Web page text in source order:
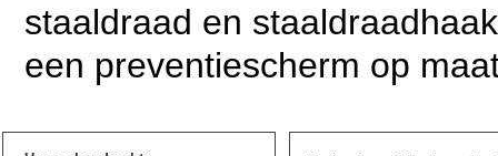
staaldraad en
een preventiescherm op